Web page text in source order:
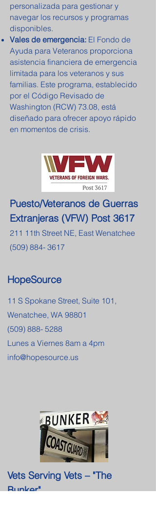
personalizada para gestionar y
navegar los recursos y programas
disponibles.
Vales de emergencia: El Fondo de
Ayuda para Veteranos proporciona
asistencia financiera de emergencia
limitada para los veteranos y sus
familias. Este programa, establecido
por el Código Revisado de
Washington (RCW) 73.08, está
diseñado para ofrecer apoyo rápido
en momentos de crisis.
Puesto/Veteranos de Guerras
Extranjeras (VFW) Post 3617
211 11th Street NE, East Wenatchee
(509) 884- 3617
HopeSource
11 S Spokane Street, Suite 101,
Wenatchee, WA 98801
(509) 888- 5288
Lunes a Viernes 8am a 4pm
info@hopesource.us
Vets Serving Vets – "The
Bunker"